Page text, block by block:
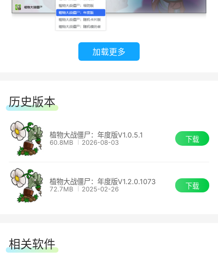
需要在疯狂戴夫的商店购买。
线路上的僵尸，并且能打落气球僵尸，但是猫尾草
必须种植在睡莲上。
●猫尾草每次攻击发射两枚尖刺（两次可分别瞄准
不同目标），优先攻击离自身最近的目标，最优先
攻击气球僵尸，且可以攻击后方的僵尸（如矿工僵
尸）。
射手等直线攻击的植物一样产生攻击效果。
加载更多
历史版本
植物大战僵尸：年度版V1.0.5.1
60.8MB 2026-08-03 下载
植物大战僵尸：年度版V1.2.0.1073
72.7MB 2025-02-26 下载
相关软件